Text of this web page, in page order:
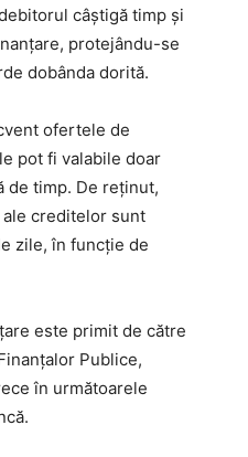
câștigă timp și
protejându-se
dobânda dorită.
ofertele de
pot fi valabile doar
de timp. De reținut,
creditelor sunt
zile, în funcție de
este primit de către
Publice,
în următoarele